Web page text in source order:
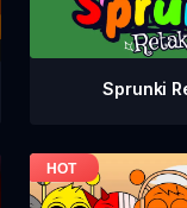
Sprunki